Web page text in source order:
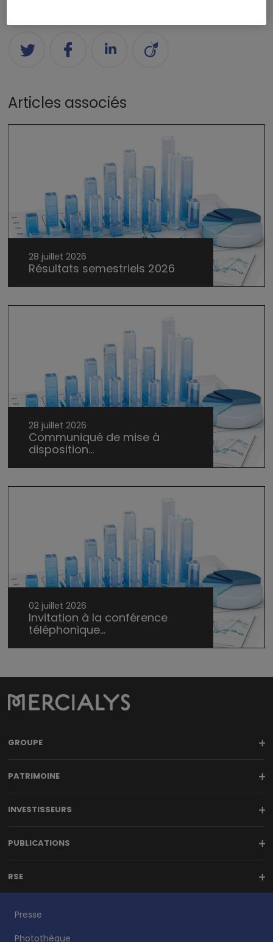
Articles associés
28 juillet 2026
Résultats semestriels 2026
28 juillet 2026
Communiqué de mise à
disposition...
02 juillet 2026
Invitation à la conférence
téléphonique...
GROUPE
PATRIMOINE
INVESTISSEURS
PUBLICATIONS
RSE
Presse
Photothèque